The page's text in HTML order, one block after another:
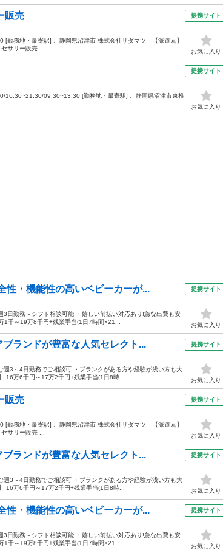
販売
[勤務地・最寄駅]： 静岡県沼津市 株式会社サダマツ 【派遣元】
サリー販売 ...
提携サイト
お気に入り
16:30~21:30/09:30~13:30 [勤務地・最寄駅]： 静岡県沼津市東椎
提携サイト
お気に入り
性・機能性の高いベビーカーが...
3日勤務～シフト相談可能 ・嬉しい前払い対応あり!急な出費も安
千～19万8千円+残業手当(1日7時間×21...
提携サイト
お気に入り
ランドが豊富な人気セレクト...
週3～4日勤務でご相談可 ・ブランクがある方や経験が浅い方も大
16万6千円～17万2千円+残業手当(1日8時...
提携サイト
お気に入り
販売
[勤務地・最寄駅]： 静岡県沼津市 株式会社サダマツ 【派遣元】
サリー販売 ...
提携サイト
お気に入り
ランドが豊富な人気セレクト...
週3～4日勤務でご相談可 ・ブランクがある方や経験が浅い方も大
16万6千円～17万2千円+残業手当(1日8時...
提携サイト
お気に入り
性・機能性の高いベビーカーが...
3日勤務～シフト相談可能 ・嬉しい前払い対応あり!急な出費も安
千～19万8千円+残業手当(1日7時間×21...
提携サイト
お気に入り